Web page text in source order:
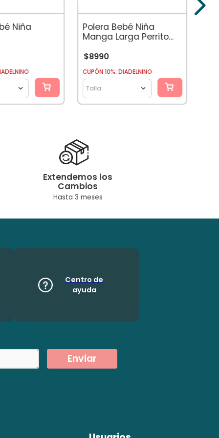
Niña
Polera Bebé Niña
Manga Larga Perrito
$8990
CUPÓN 10%: DIADELNINO
Talla
Extendemos los
Cambios
Hasta 3 meses
Centro de
ayuda
Enviar